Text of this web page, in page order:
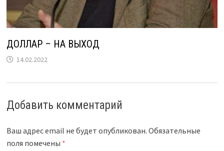
ДОЛЛАР – НА ВЫХОД
14.02.2022
Добавить комментарий
Ваш адрес email не будет опубликован. Обязательные
поля помечены *